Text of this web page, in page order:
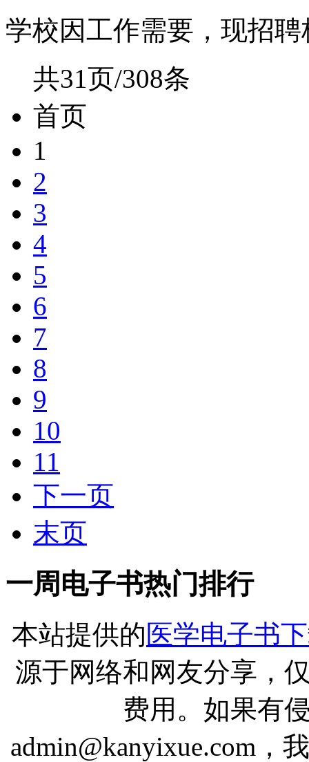
学校因工作需要，现招
共31页/308条
首页
1
2
3
4
5
6
7
8
9
10
11
下一页
末页
一周电子书热门排行
本站提供的医学电子书
源于网络和网友分享，
费用。如果有
admin@kanyixue.com，